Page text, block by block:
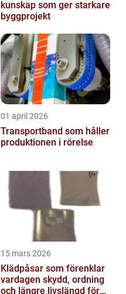
kunskap som ger starkare
byggprojekt
01 april 2026
Transportband som håller
produktionen i rörelse
15 mars 2026
Klädpåsar som förenklar
vardagen skydd, ordning
och längre livslängd för